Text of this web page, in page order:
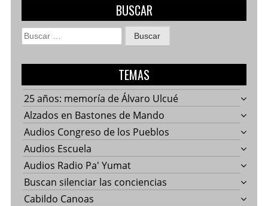
BUSCAR
Buscar:
TEMAS
25 años: memoría de Álvaro Ulcué
Alzados en Bastones de Mando
Audios Congreso de los Pueblos
Audios Escuela
Audios Radio Pa' Yumat
Buscan silenciar las conciencias
Cabildo Canoas